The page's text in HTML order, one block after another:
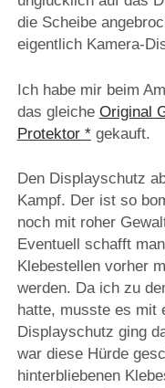
die Scheibe
eigentlich Kamera-
Ich habe mir beim
das gleiche Original
Protektor *gekauft.
Den Displayschutz
Kampf. Der ist so
noch mit roher
Eventuell schafft
Klebestellen vorher
werden. Da ich zu
hatte, musste es mit
Displayschutz ging
war diese Hürde
hinterbliebenen